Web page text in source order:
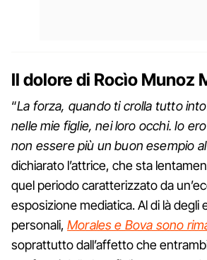
Il dolore di Rocìo Munoz
“La forza, quando ti crolla tutto
nelle mie figlie, nei loro occhi. Io
non essere più un buon esempio
dichiarato l’attrice, che sta
quel periodo caratterizzato da
esposizione mediatica. Al di là degli
personali, Morales e Bova sono
soprattutto dall’affetto che